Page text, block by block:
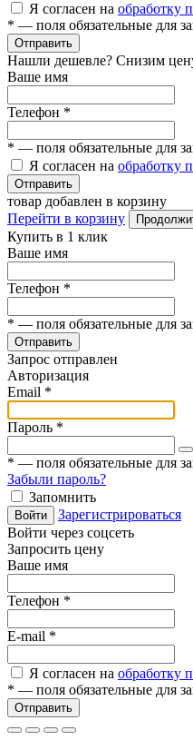
Я согласен на обработку
* — поля обязательные для
Отправить
Нашли дешевле? Снизим
Ваше имя
Телефон *
* — поля обязательные для
Я согласен на обработку
Отправить
товар добавлен в корзину
Перейти в корзину
Купить в 1 клик
Ваше имя
Телефон *
* — поля обязательные для
Отправить
Запрос отправлен
Авторизация
Email *
Пароль *
* — поля обязательные для
Забыли пароль?
Запомнить
Войти
Зарегистрироваться
Войти через соцсеть
Запросить цену
Ваше имя
Телефон *
E-mail *
Я согласен на обработку
* — поля обязательные для
Отправить